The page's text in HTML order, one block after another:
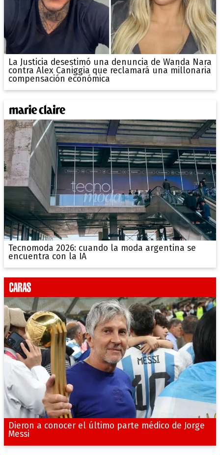
La Justicia desestimó una denuncia de Wanda Nara
contra Alex Caniggia que reclamará una millonaria
compensación económica
Tecnomoda 2026: cuando la moda argentina se
encuentra con la IA
Dieron a conocer el último parte médico de Jorge
Messi